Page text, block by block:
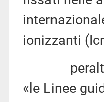
ionizzanti
peraltro,
«le Linee